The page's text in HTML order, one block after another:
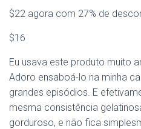
$22 agora com 27% de
$16
Eu usava este produto muito
Adoro ensaboá-lo na minha
grandes episódios. E
mesma consistência
gorduroso, e não fica